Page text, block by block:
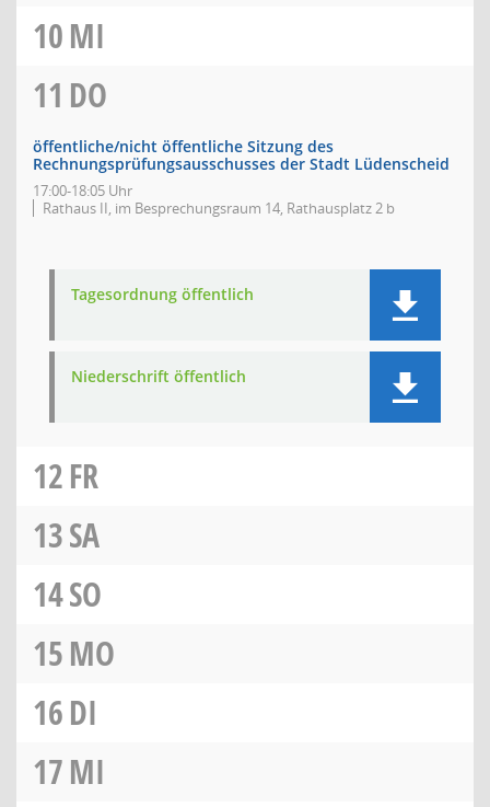
10MI
11 DO
öffentliche/nicht öffentliche Sitzung des
Rechnungsprüfungsausschusses der Stadt Lüdenscheid
17:00-18:05 Uhr
Rathaus II, im Besprechungsraum 14, Rathausplatz 2 b
Tagesordnung öffentlich
Niederschrift öffentlich
12FR
13SA
14SO
15MO
16DI
17MI